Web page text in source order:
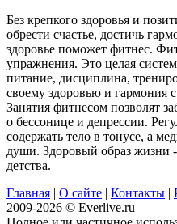
Без крепкого здоровья и
обрести счастье, достичь
здоровье поможет фитнес.
упражнения. Это целая
питание, дисциплина,
своему здоровью и
Занятия фитнесом позволят
о бессонице и депрессии.
содержать тело в тонусе, а
души. Здоровый образ жизни
детства.
Главная | О сайте | Контакты |
2009-2026 © Everlive.ru